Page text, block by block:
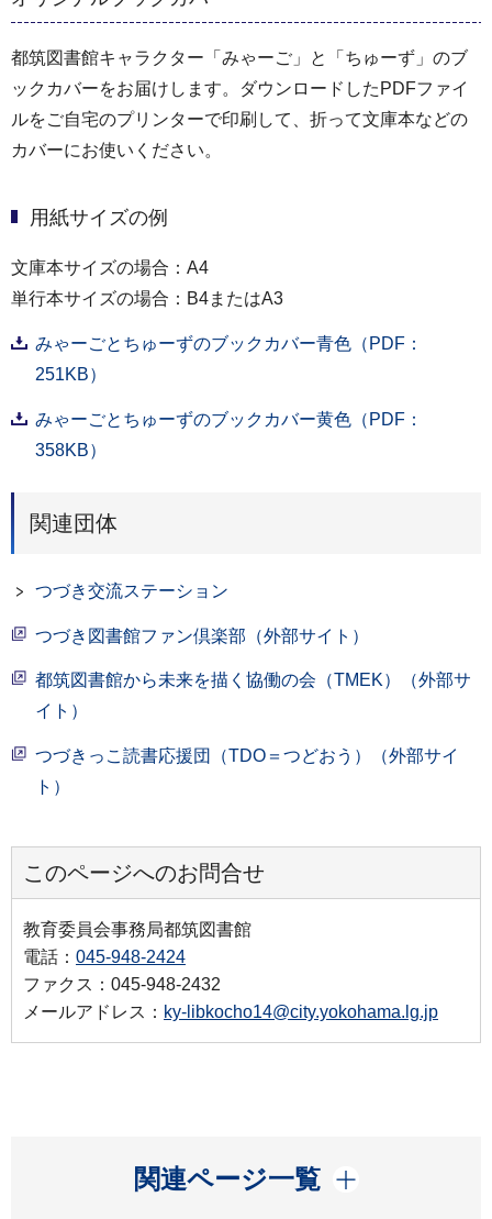
都筑図書館キャラクター「みゃーご」と「ちゅーず」のブ
ックカバーをお届けします。ダウンロードしたPDFファイ
ルをご自宅のプリンターで印刷して、折って文庫本などの
カバーにお使いください。
用紙サイズの例
文庫本サイズの場合：A4
単行本サイズの場合：B4またはA3
みゃーごとちゅーずのブックカバー青色（PDF：
251KB）
みゃーごとちゅーずのブックカバー黄色（PDF：
358KB）
関連団体
つづき交流ステーション
つづき図書館ファン倶楽部（外部サイト）
都筑図書館から未来を描く協働の会（TMEK）（外部サ
イト）
つづきっこ読書応援団（TDO＝つどおう）（外部サイ
ト）
このページへのお問合せ
教育委員会事務局都筑図書館
電話： 045-948-2424
ファクス：045-948-2432
メールアドレス： ky-libkocho14@city.yokohama.lg.jp
関連ページ一覧
開く